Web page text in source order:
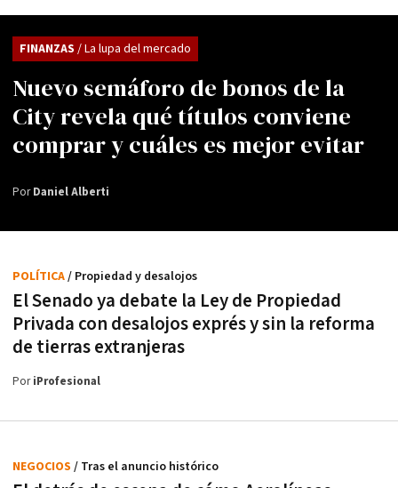
Nuevo semáforo de bonos de la
City revela qué títulos conviene
comprar y cuáles es mejor evitar
FINANZAS / La lupa del mercado
PorDaniel Alberti
El Senado ya debate la Ley de Propiedad
Privada con desalojos exprés y sin la reforma
de tierras extranjeras
POLÍTICA/ Propiedad y desalojos
PoriProfesional
NEGOCIOS / Tras el anuncio histórico